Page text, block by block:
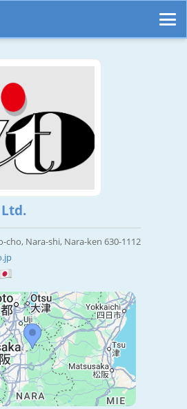
Ltd.
cho, Nara-shi, Nara-ken 630-1112